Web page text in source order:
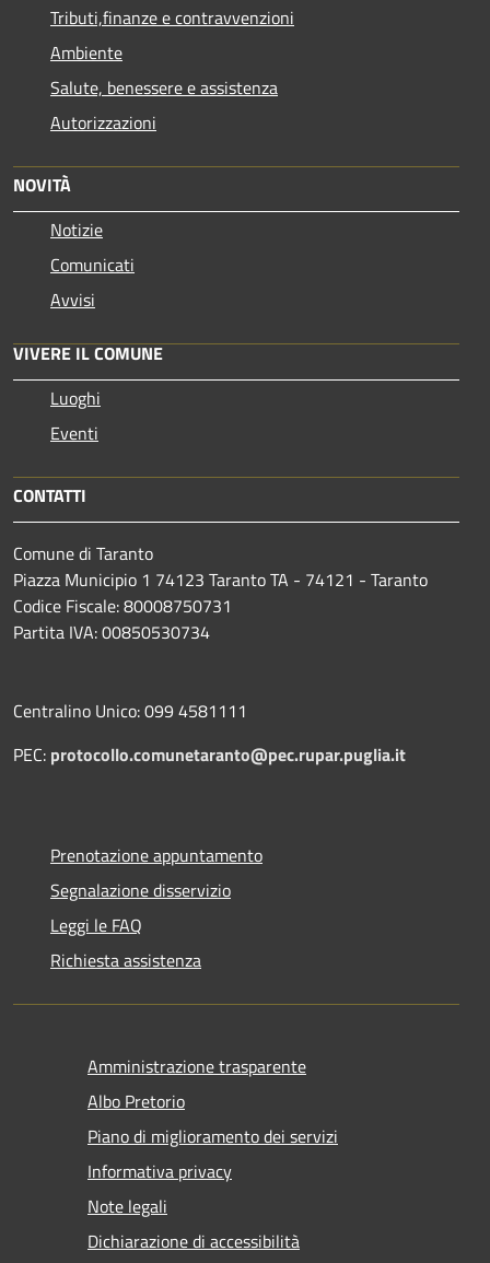
Tributi,finanze e contravvenzioni
Ambiente
Salute, benessere e assistenza
Autorizzazioni
NOVITÀ
Notizie
Comunicati
Avvisi
VIVERE IL COMUNE
Luoghi
Eventi
CONTATTI
Comune di Taranto
Piazza Municipio 1 74123 Taranto TA - 74121 - Taranto
Codice Fiscale: 80008750731
Partita IVA: 00850530734
Centralino Unico: 099 4581111
PEC: protocollo.comunetaranto@pec.rupar.puglia.it
Prenotazione appuntamento
Segnalazione disservizio
Leggi le FAQ
Richiesta assistenza
Amministrazione trasparente
Albo Pretorio
Piano di miglioramento dei servizi
Informativa privacy
Note legali
Dichiarazione di accessibilità